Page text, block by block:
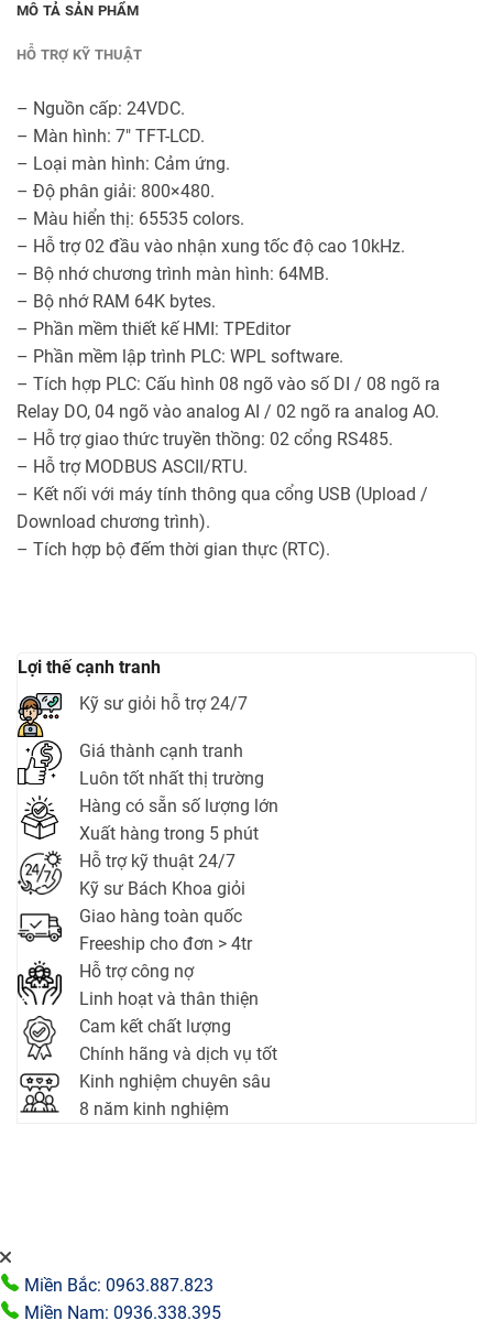
Lợi thế cạnh tranh
Kỹ sư giỏi hỗ trợ 24/7
Giá thành cạnh tranh
Luôn tốt nhất thị trường
Hàng có sẵn số lượng lớn
Xuất hàng trong 5 phút
Hỗ trợ kỹ thuật 24/7
Kỹ sư Bách Khoa giỏi
Giao hàng toàn quốc
Freeship cho đơn > 4tr
Hỗ trợ công nợ
Linh hoạt và thân thiện
Cam kết chất lượng
Chính hãng và dịch vụ tốt
Kinh nghiệm chuyên sâu
8 năm kinh nghiệm
MÔ TẢ SẢN PHẨM
HỖ TRỢ KỸ THUẬT
– Nguồn cấp: 24VDC.
– Màn hình: 7″ TFT-LCD.
– Loại màn hình: Cảm ứng.
– Độ phân giải: 800×480.
– Màu hiển thị: 65535 colors.
– Hỗ trợ 02 đầu vào nhận xung tốc độ cao 10kHz.
– Bộ nhớ chương trình màn hình: 64MB.
– Bộ nhớ RAM 64K bytes.
– Phần mềm thiết kế HMI: TPEditor
– Phần mềm lập trình PLC: WPL software.
– Tích hợp PLC: Cấu hình 08 ngõ vào số DI / 08 ngõ ra
Relay DO, 04 ngõ vào analog AI / 02 ngõ ra analog AO.
– Hỗ trợ giao thức truyền thồng: 02 cổng RS485.
– Hỗ trợ MODBUS ASCII/RTU.
– Kết nối với máy tính thông qua cổng USB (Upload /
Download chương trình).
– Tích hợp bộ đếm thời gian thực (RTC).
Miền Bắc: 0963.887.823
Miền Nam: 0936.338.395